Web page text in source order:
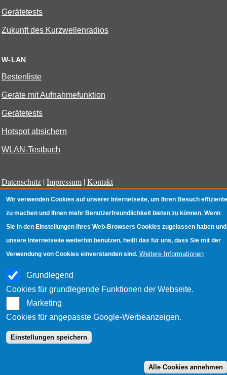
Gerätetests
Zukunft des Kurzwellenradios
W-LAN
Bestenliste
Geräte mit Aufnahmefunktion
Gerätetests
Hotspot absichern
WLAN-Testbuch
Datenschutz | Impressum | Kontakt
Wir verwenden Cookies auf unserer Internetseite, um Ihren Besuch
zu machen und Ihnen mehr Benutzerfreundlichkeit bieten zu können. Wenn
Sie in den Einstellungen Ihres Web-Browsers Cookies zugelassen haben und
unsere Internetseite weiterhin benutzen, heißt das für uns, dass Sie mit der
Verwendung von Cookies einverstanden sind. Weitere Informationen
Grundlegend
Cookies für grundlegende Funktionen der Webseite.
Marketing
Cookies für angepasste Google-Werbeanzeigen.
Einstellungen speichern
Alle Cookies annehmen